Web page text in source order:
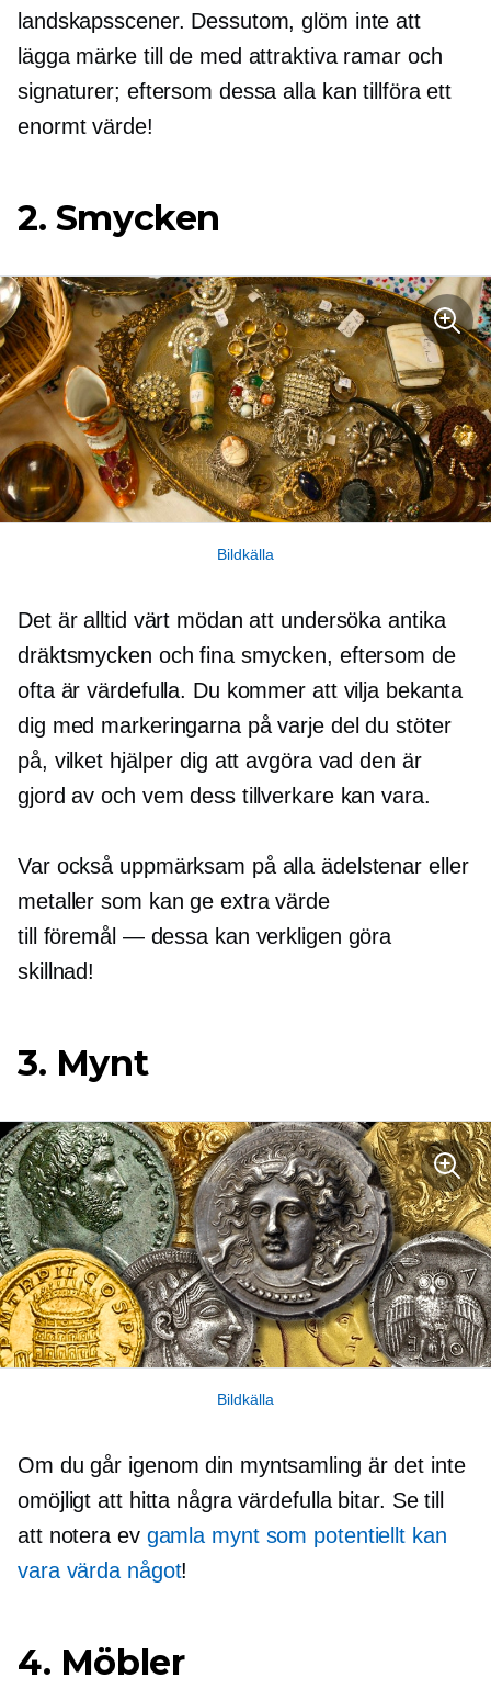
landskapsscener. Dessutom, glöm inte att
lägga märke till de med attraktiva ramar och
signaturer; eftersom dessa alla kan tillföra ett
enormt värde!
2. Smycken
Bildkälla
Det är alltid värt mödan att undersöka antika
dräktsmycken och fina smycken, eftersom de
ofta är värdefulla. Du kommer att vilja bekanta
dig med markeringarna på varje del du stöter
på, vilket hjälper dig att avgöra vad den är
gjord av och vem dess tillverkare kan vara.
Var också uppmärksam på alla ädelstenar eller
metaller som kan ge extra värde
till föremål — dessa kan verkligen göra
skillnad!
3. Mynt
Bildkälla
Om du går igenom din myntsamling är det inte
omöjligt att hitta några värdefulla bitar. Se till
att notera ev gamla mynt som potentiellt kan
vara värda något!
4. Möbler